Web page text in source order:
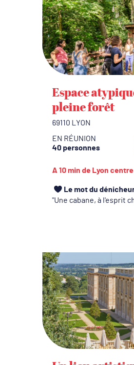
Espace
pleine forêt
69110 LYON
EN RÉUNION
40 personnes
A 10 min de Lyon centre
Le mot du
Une cabane, à l'esprit